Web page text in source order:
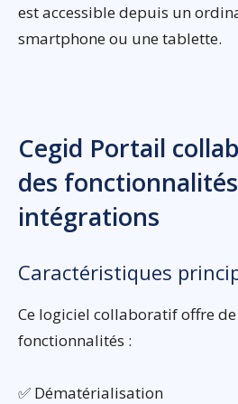
est accessible depuis un
smartphone ou une tablette.
Cegid Portail
des
intégrations
Caractéristiques
Ce logiciel collaboratif offre
fonctionnalités :
✅ Dématérialisation